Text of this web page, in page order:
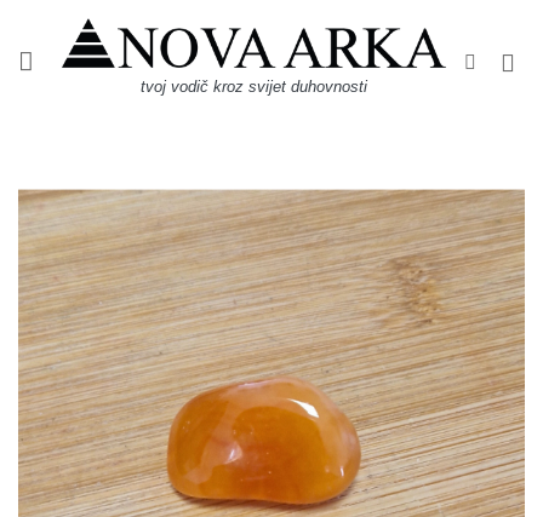
content
tvoj vodič kroz svijet duhovnosti